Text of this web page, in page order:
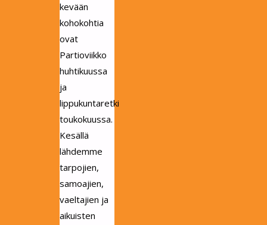
kevään
kohokohtia
ovat
Partioviikko
huhtikuussa
ja
lippukuntaretki
toukokuussa.
Kesällä
lähdemme
tarpojien,
samoajien,
vaeltajien ja
aikuisten